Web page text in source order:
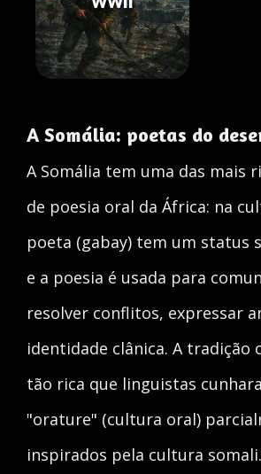
A Somália: poetas do
A Somália tem uma das mais
de poesia oral da África: na
poeta (gabay) tem um status
e a poesia é usada para
resolver conflitos, expressar
identidade clânica. A tradição
tão rica que linguistas
"orature" (cultura oral)
inspirados pela cultura